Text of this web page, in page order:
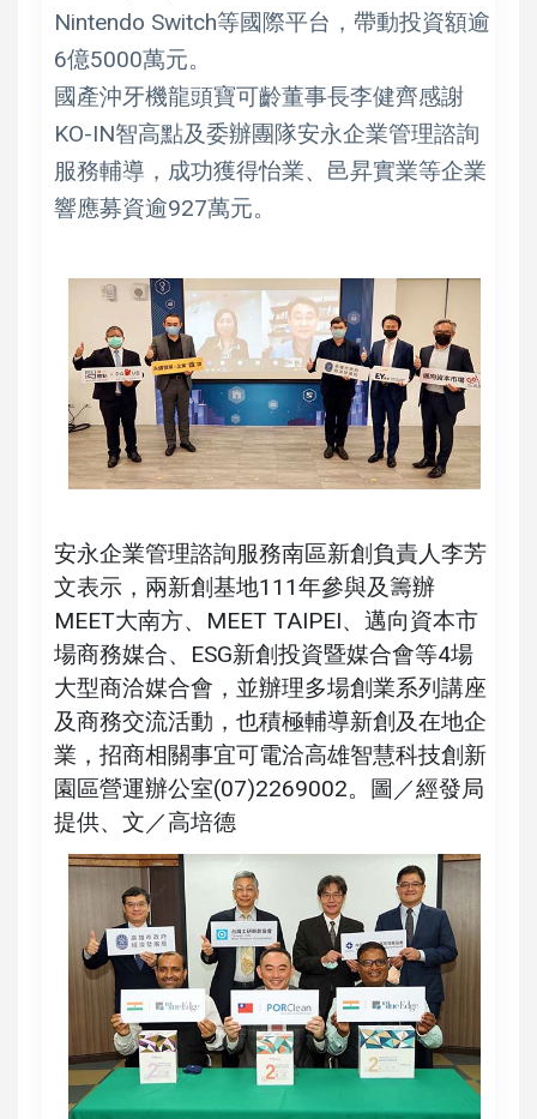
Nintendo Switch等國際平台，帶動投資額逾
6億5000萬元。
國產沖牙機龍頭寶可齡董事長李健齊感謝
KO-IN智高點及委辦團隊安永企業管理諮詢
服務輔導，成功獲得怡業、邑昇實業等企業
響應募資逾927萬元。
安永企業管理諮詢服務南區新創負責人李芳
文表示，兩新創基地111年參與及籌辦
MEET大南方、MEET TAIPEI、邁向資本市
場商務媒合、ESG新創投資暨媒合會等4場
大型商洽媒合會，並辦理多場創業系列講座
及商務交流活動，也積極輔導新創及在地企
業，招商相關事宜可電洽高雄智慧科技創新
園區營運辦公室(07)2269002。圖／經發局
提供、文／高培德